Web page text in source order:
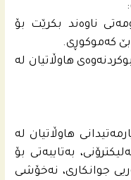
ناوەند بکرێت بۆ
کەموکوڕی.
هاوڵاتیان لە
هاوڵاتیان لە
بەتایبەتی بۆ
جوانکاری، نەخۆشی